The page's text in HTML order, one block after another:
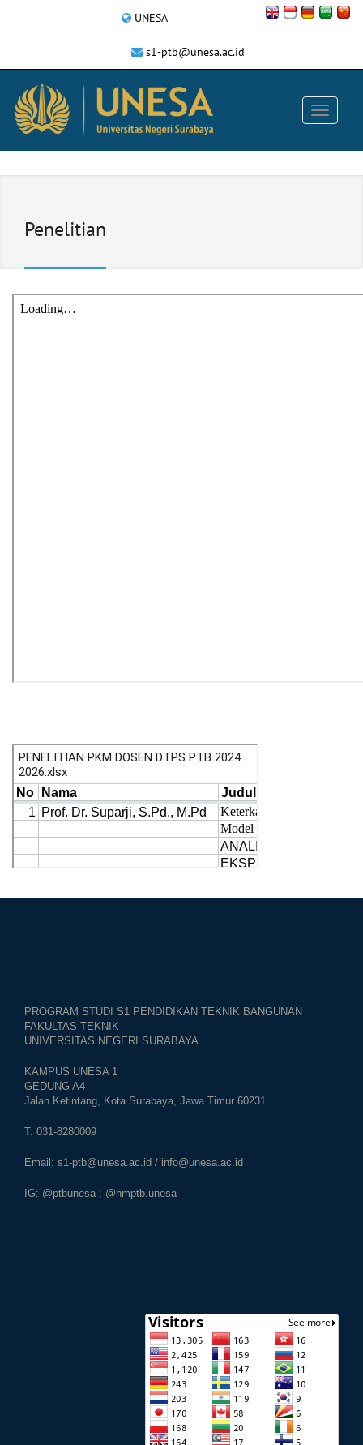
UNESA
s1-ptb@unesa.ac.id
Penelitian
PROGRAM STUDI S1 PENDIDIKAN TEKNIK BANGUNAN
FAKULTAS TEKNIK
UNIVERSITAS NEGERI SURABAYA
KAMPUS UNESA 1
GEDUNG A4
Jalan Ketintang, Kota Surabaya, Jawa Timur 60231
T: 031-8280009
Email: s1-ptb@unesa.ac.id / info@unesa.ac.id
IG: @ptbunesa ; @hmptb.unesa